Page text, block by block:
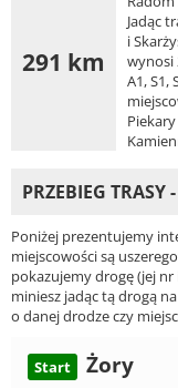
291 km
Jadąc
i
wynosi
A1, S1,
PRZEBIEG TRASY
Poniżej prezentujemy
miejscowości są
pokazujemy drogę (jej
miniesz jadąc tą drogą
o danej drodze czy
Start Żory